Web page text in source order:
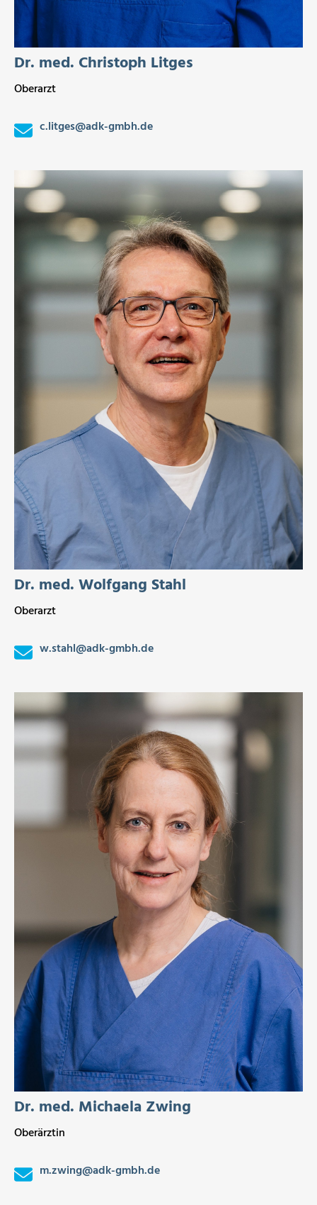
Dr. med. Christoph Litges
Oberarzt
c.litges@adk-gmbh.de
Dr. med. Wolfgang Stahl
Oberarzt
w.stahl@adk-gmbh.de
Dr. med. Michaela Zwing
Oberärztin
m.zwing@adk-gmbh.de